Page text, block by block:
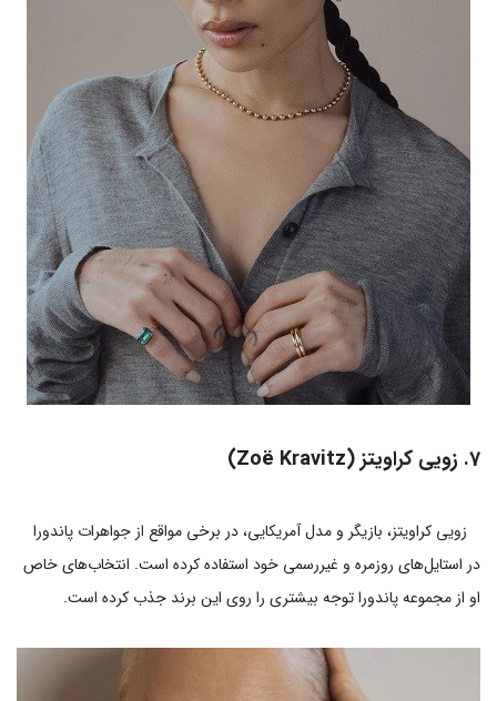
7. زویی کراویتز (Zoë Kravitz)
زویی کراویتز، بازیگر و مدل آمریکایی، در برخی مواقع از جواهرات پاندورا
در استایل‌های روزمره و غیررسمی خود استفاده کرده است. انتخاب‌های خاص
او از مجموعه پاندورا توجه بیشتری را روی این برند جذب کرده است.